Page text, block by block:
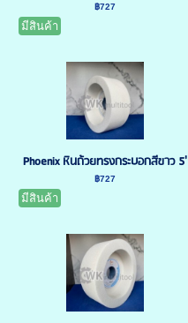
฿727
มีสินค้า
Phoenix หินถ้วยทรงกระบอกสีขาว 5'
฿727
มีสินค้า